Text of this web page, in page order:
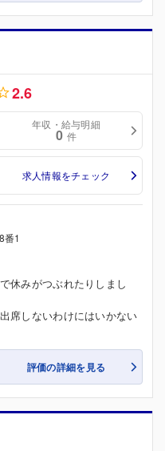
2.6
年収・給与明細
0 件
求人情報をチェック
番1
休みがつぶれたりしまし
席しないわけにはいかない
評価の詳細を見る